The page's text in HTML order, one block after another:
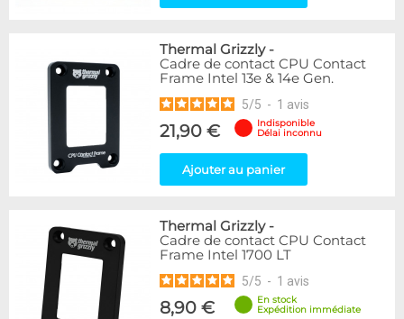
Thermal Grizzly-
Cadre de contact CPU Contact
Frame Intel 13e & 14e Gen.
5/5 - 1 avis
21,90 €
Indisponible
Délai inconnu
Ajouter au panier
Thermal Grizzly-
Cadre de contact CPU Contact
Frame Intel 1700 LT
5/5 - 1 avis
8,90 €
En stock
Expédition immédiate